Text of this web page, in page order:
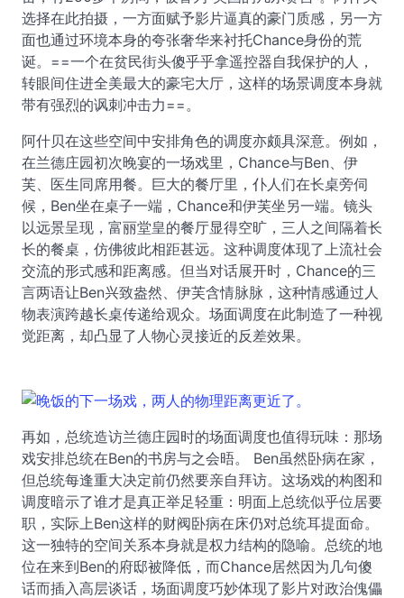
选择在此拍摄，一方面赋予影片逼真的豪门质感，另一方
面也通过环境本身的夸张奢华来衬托Chance身份的荒
诞。==一个在贫民街头傻乎乎拿遥控器自我保护的人，
转眼间住进全美最大的豪宅大厅，这样的场景调度本身就
带有强烈的讽刺冲击力==。
阿什贝在这些空间中安排角色的调度亦颇具深意。例如，
在兰德庄园初次晚宴的一场戏里，Chance与Ben、伊
芙、医生同席用餐。巨大的餐厅里，仆人们在长桌旁伺
候，Ben坐在桌子一端，Chance和伊芙坐另一端。镜头
以远景呈现，富丽堂皇的餐厅显得空旷，三人之间隔着长
长的餐桌，仿佛彼此相距甚远。这种调度体现了上流社会
交流的形式感和距离感。但当对话展开时，Chance的三
言两语让Ben兴致盎然、伊芙含情脉脉，这种情感通过人
物表演跨越长桌传递给观众。场面调度在此制造了一种视
觉距离，却凸显了人物心灵接近的反差效果。
再如，总统造访兰德庄园时的场面调度也值得玩味：那场
戏安排总统在Ben的书房与之会晤。 Ben虽然卧病在家，
但总统每逢重大决定前仍然要亲自拜访。这场戏的构图和
调度暗示了谁才是真正举足轻重：明面上总统似乎位居要
职，实际上Ben这样的财阀卧病在床仍对总统耳提面命。
这一独特的空间关系本身就是权力结构的隐喻。总统的地
位在来到Ben的府邸被降低，而Chance居然因为几句傻
话而插入高层谈话，场面调度巧妙体现了影片对政治傀儡